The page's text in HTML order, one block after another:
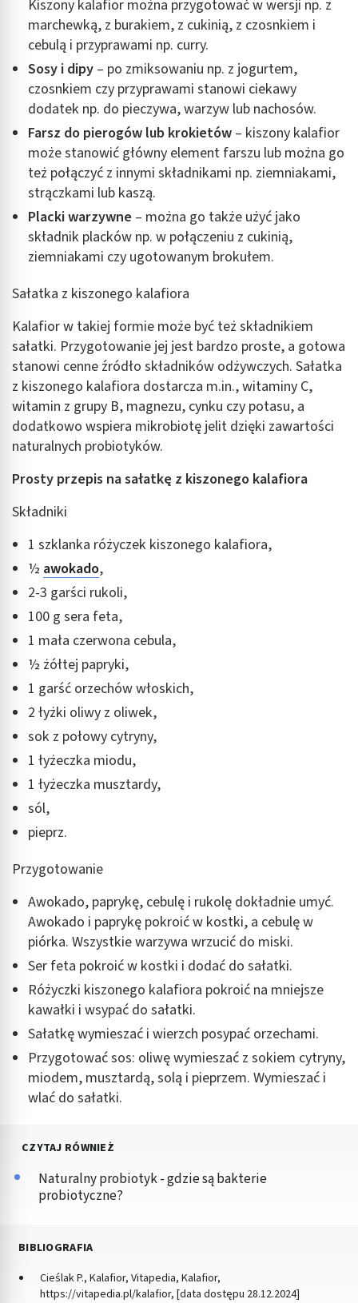
Kiszony kalafior można przygotować w wersji np. z
marchewką, z burakiem, z cukinią, z czosnkiem i
cebulą i przyprawami np. curry.
Sosy i dipy – po zmiksowaniu np. z jogurtem,
czosnkiem czy przyprawami stanowi ciekawy
dodatek np. do pieczywa, warzyw lub nachosów.
Farsz do pierogów lub krokietów – kiszony kalafior
może stanowić główny element farszu lub można go
też połączyć z innymi składnikami np. ziemniakami,
strączkami lub kaszą.
Placki warzywne – można go także użyć jako
składnik placków np. w połączeniu z cukinią,
ziemniakami czy ugotowanym brokułem.
Sałatka z kiszonego kalafiora
Kalafior w takiej formie może być też składnikiem
sałatki. Przygotowanie jej jest bardzo proste, a gotowa
stanowi cenne źródło składników odżywczych. Sałatka
z kiszonego kalafiora dostarcza m.in., witaminy C,
witamin z grupy B, magnezu, cynku czy potasu, a
dodatkowo wspiera mikrobiotę jelit dzięki zawartości
naturalnych probiotyków.
Prosty przepis na sałatkę z kiszonego kalafiora
Składniki
1 szklanka różyczek kiszonego kalafiora,
½ awokado,
2-3 garści rukoli,
100 g sera feta,
1 mała czerwona cebula,
½ żółtej papryki,
1 garść orzechów włoskich,
2 łyżki oliwy z oliwek,
sok z połowy cytryny,
1 łyżeczka miodu,
1 łyżeczka musztardy,
sól,
pieprz.
Przygotowanie
Awokado, paprykę, cebulę i rukolę dokładnie umyć.
Awokado i paprykę pokroić w kostki, a cebulę w
piórka. Wszystkie warzywa wrzucić do miski.
Ser feta pokroić w kostki i dodać do sałatki.
Różyczki kiszonego kalafiora pokroić na mniejsze
kawałki i wsypać do sałatki.
Sałatkę wymieszać i wierzch posypać orzechami.
Przygotować sos: oliwę wymieszać z sokiem cytryny,
miodem, musztardą, solą i pieprzem. Wymieszać i
wlać do sałatki.
CZYTAJ RÓWNIEŻ
Naturalny probiotyk - gdzie są bakterie
probiotyczne?
BIBLIOGRAFIA
Cieślak P., Kalafior, Vitapedia, Kalafior,
https://vitapedia.pl/kalafior, [data dostępu 28.12.2024]